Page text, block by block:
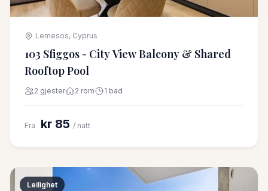
Lemesos, Cyprus
103 Sfiggos - City View Balcony & Shared
Rooftop Pool
2 gjester 2 rom 1 bad
Fra kr 85 / natt
Leilighet